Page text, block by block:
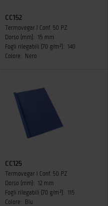
CC152
Termovegar I Conf. 50 PZ
Dorso (mm): 15 mm
Fogli rilegabili (70 g/m²): 140
Colore:
Nero
CC125
Termovegar I Conf. 50 PZ
Dorso (mm): 12 mm
Fogli rilegabili (70 g/m²): 115
Colore:
Blu